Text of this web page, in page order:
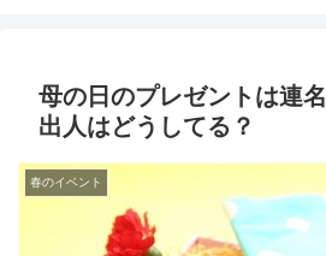
母の日のプレゼントは連
出人はどうしてる？
春のイベント